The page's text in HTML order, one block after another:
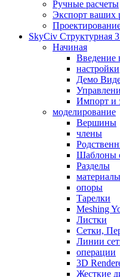
Ручные расчеты
Экспорт ваших
SkyCiv Структурная
Начиная
Введение
настройки
Демо
Импорт и
моделирование
Вершины
члены
Шаблоны
Разделы
материалы
опоры
Тарелки
Meshing
Листки
Сетки,
Линии
операции
3D
Жесткие